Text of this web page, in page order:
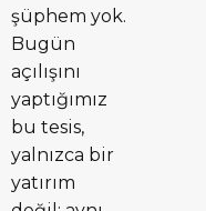
şüphem yok.
Bugün
açılışını
yaptığımız
bu tesis,
yalnızca bir
yatırım